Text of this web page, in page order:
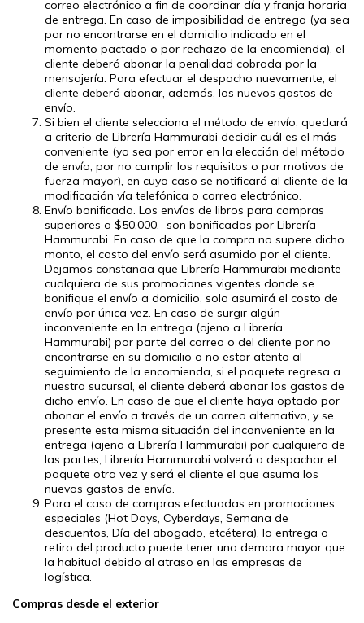
correo electrónico a fin de coordinar día y franja horaria
de entrega. En caso de imposibilidad de entrega (ya sea
por no encontrarse en el domicilio indicado en el
momento pactado o por rechazo de la encomienda), el
cliente deberá abonar la penalidad cobrada por la
mensajería. Para efectuar el despacho nuevamente, el
cliente deberá abonar, además, los nuevos gastos de
envío.
Si bien el cliente selecciona el método de envío, quedará
a criterio de Librería Hammurabi decidir cuál es el más
conveniente (ya sea por error en la elección del método
de envío, por no cumplir los requisitos o por motivos de
fuerza mayor), en cuyo caso se notificará al cliente de la
modificación vía telefónica o correo electrónico.
Envío bonificado. Los envíos de libros para compras
superiores a $50.000.- son bonificados por Librería
Hammurabi. En caso de que la compra no supere dicho
monto, el costo del envío será asumido por el cliente.
Dejamos constancia que Librería Hammurabi mediante
cualquiera de sus promociones vigentes donde se
bonifique el envío a domicilio, solo asumirá el costo de
envío por única vez. En caso de surgir algún
inconveniente en la entrega (ajeno a Librería
Hammurabi) por parte del correo o del cliente por no
encontrarse en su domicilio o no estar atento al
seguimiento de la encomienda, si el paquete regresa a
nuestra sucursal, el cliente deberá abonar los gastos de
dicho envío. En caso de que el cliente haya optado por
abonar el envío a través de un correo alternativo, y se
presente esta misma situación del inconveniente en la
entrega (ajena a Librería Hammurabi) por cualquiera de
las partes, Librería Hammurabi volverá a despachar el
paquete otra vez y será el cliente el que asuma los
nuevos gastos de envío.
Para el caso de compras efectuadas en promociones
especiales (Hot Days, Cyberdays, Semana de
descuentos, Día del abogado, etcétera), la entrega o
retiro del producto puede tener una demora mayor que
la habitual debido al atraso en las empresas de
logística.
Compras desde el exterior